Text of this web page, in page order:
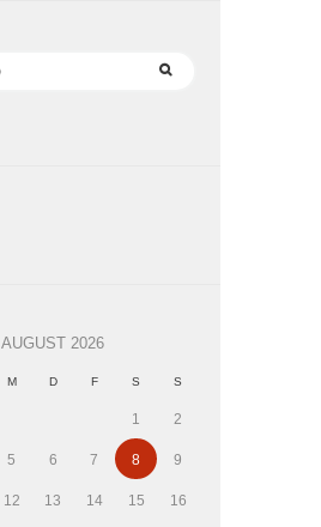
AUGUST 2026
M D F S S
1 2
5 6 7 8 9
12 13 14 15 16